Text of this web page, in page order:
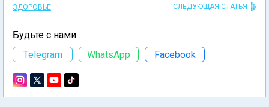
ЗДОРОВЬЕ СЛЕДУЮЩАЯ СТАТЬЯ
Будьте с нами:
Telegram
WhatsApp Facebook